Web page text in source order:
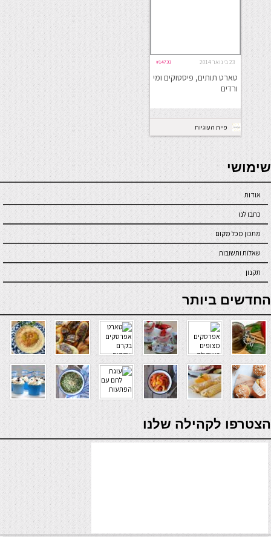
23 בינואר 2014 #14733
טארט תותים, פיסטוקים ומי
ורדים
פיית העוגיות
seriöse online casinos österreich
שימושי
אודות
כתבו לנו
מתכון מכל מקום
שאלות ותשובות
תקנון
online casino
החדשים ביותר
verde casino
הצטרפו לקהילה שלנו